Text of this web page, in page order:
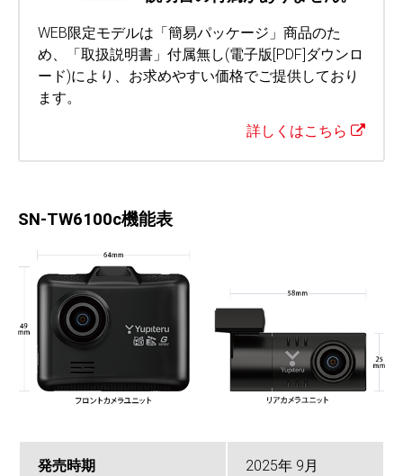
WEB限定モデルは「簡易パッケージ」商品のた
め、「取扱説明書」付属無し(電子版[PDF]ダウンロ
ード)により、お求めやすい価格でご提供しており
ます。
詳しくはこちら
SN-TW6100c機能表
発売時期 2025年 9月